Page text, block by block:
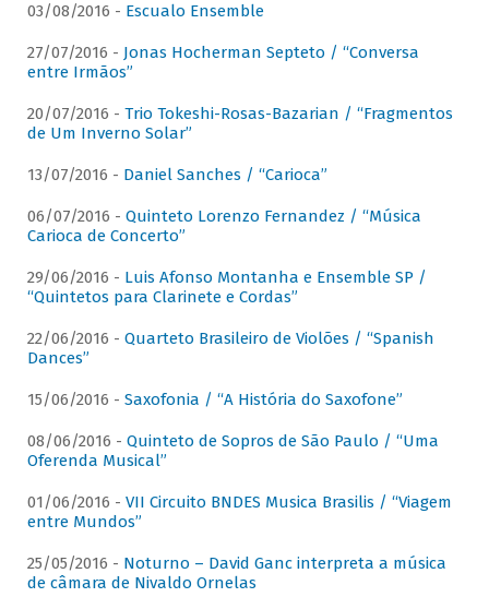
03/08/2016 - Escualo Ensemble
27/07/2016 - Jonas Hocherman Septeto / “Conversa
entre Irmãos”
20/07/2016 - Trio Tokeshi-Rosas-Bazarian / “Fragmentos
de Um Inverno Solar”
13/07/2016 - Daniel Sanches / “Carioca”
06/07/2016 - Quinteto Lorenzo Fernandez / “Música
Carioca de Concerto”
29/06/2016 - Luis Afonso Montanha e Ensemble SP /
“Quintetos para Clarinete e Cordas”
22/06/2016 - Quarteto Brasileiro de Violões / “Spanish
Dances”
15/06/2016 - Saxofonia / “A História do Saxofone”
08/06/2016 - Quinteto de Sopros de São Paulo / “Uma
Oferenda Musical”
01/06/2016 - VII Circuito BNDES Musica Brasilis / “Viagem
entre Mundos”
25/05/2016 - Noturno – David Ganc interpreta a música
de câmara de Nivaldo Ornelas